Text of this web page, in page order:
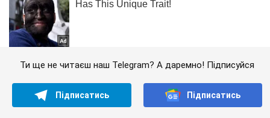
Ти ще не читаєш наш Telegram? А даремно! Підписуйся
Підписатись Підписатись